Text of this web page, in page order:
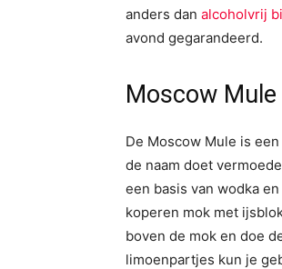
anders dan alcoholvrij
avond gegarandeerd.
Moscow Mule
De Moscow Mule is
de naam doet
een basis van wodka
koperen mok met
boven de mok en doe
limoenpartjes kun je